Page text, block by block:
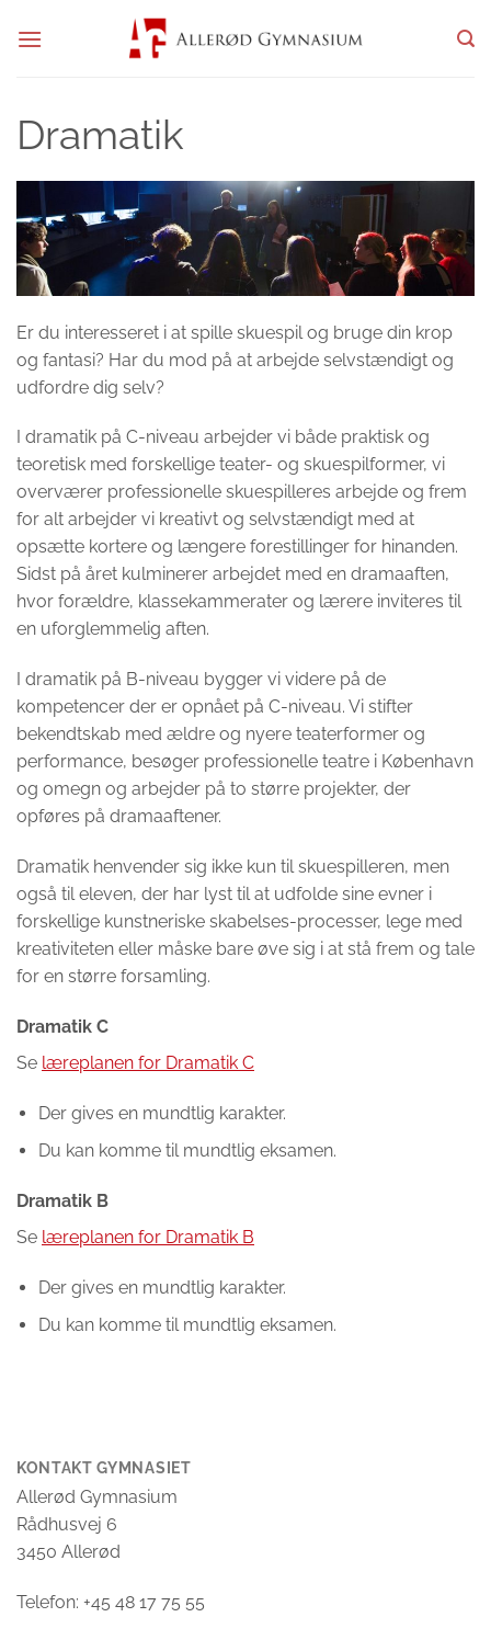
Dramatik
Er du interesseret i at spille skuespil og bruge din krop
og fantasi? Har du mod på at arbejde selvstændigt og
udfordre dig selv?
I dramatik på C-niveau arbejder vi både praktisk og
teoretisk med forskellige teater- og skuespilformer, vi
overværer professionelle skuespilleres arbejde og frem
for alt arbejder vi kreativt og selvstændigt med at
opsætte kortere og længere forestillinger for hinanden.
Sidst på året kulminerer arbejdet med en dramaaften,
hvor forældre, klassekammerater og lærere inviteres til
en uforglemmelig aften.
I dramatik på B-niveau bygger vi videre på de
kompetencer der er opnået på C-niveau. Vi stifter
bekendtskab med ældre og nyere teaterformer og
performance, besøger professionelle teatre i København
og omegn og arbejder på to større projekter, der
opføres på dramaaftener.
Dramatik henvender sig ikke kun til skuespilleren, men
også til eleven, der har lyst til at udfolde sine evner i
forskellige kunstneriske skabelses-processer, lege med
kreativiteten eller måske bare øve sig i at stå frem og tale
for en større forsamling.
Dramatik C
Se læreplanen for Dramatik C
Der gives en mundtlig karakter.
Du kan komme til mundtlig eksamen.
Dramatik B
Se læreplanen for Dramatik B
Der gives en mundtlig karakter.
Du kan komme til mundtlig eksamen.
KONTAKT GYMNASIET
Allerød Gymnasium
Rådhusvej 6
3450 Allerød
Telefon: +45 48 17 75 55